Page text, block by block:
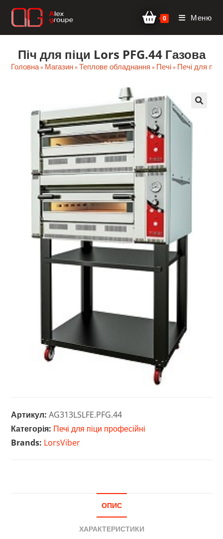
Перейти
0 Меню
Піч для піци Lors PFG.44 Газова
Головна» Магазин»Теплове обладнання » Печі» Печі для
Артикул:AG313LSLFE.PFG.44
Категорія: Печі для піци професійні
Brands: LorsViber
ОПИС
ХАРАКТЕРИСТИКИ